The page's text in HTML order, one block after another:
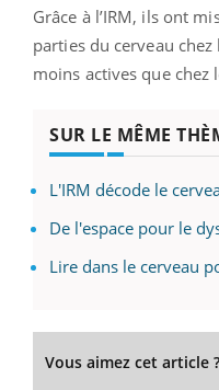
Grâce à l’IRM, ils ont
parties du cerveau
moins actives que chez
SUR LE MÊME
L'IRM décode le
De l'espace pour le
Lire dans le cerveau
Vous aimez cet article